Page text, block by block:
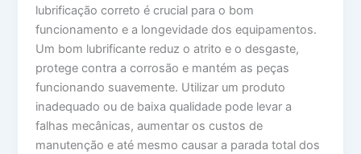
lubrificação correto é crucial para o bom
funcionamento e a longevidade dos equipamentos.
Um bom lubrificante reduz o atrito e o desgaste,
protege contra a corrosão e mantém as peças
funcionando suavemente. Utilizar um produto
inadequado ou de baixa qualidade pode levar a
falhas mecânicas, aumentar os custos de
manutenção e até mesmo causar a parada total dos